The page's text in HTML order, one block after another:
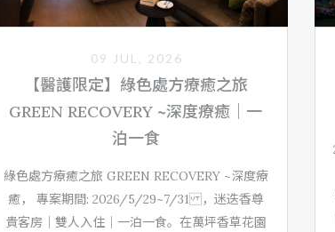
【醫護限定】綠色處方療癒之旅
GREEN RECOVERY ~深度療癒｜一
泊一食
綠色處方療癒之旅 GREEN RECOVERY ~深度療
癒， 專案期間: 2026/5/29~7/31 ，迷迭香尊
貴客房｜雙人入住｜一泊一食。在萬坪香草花園
09 JUL, 2026